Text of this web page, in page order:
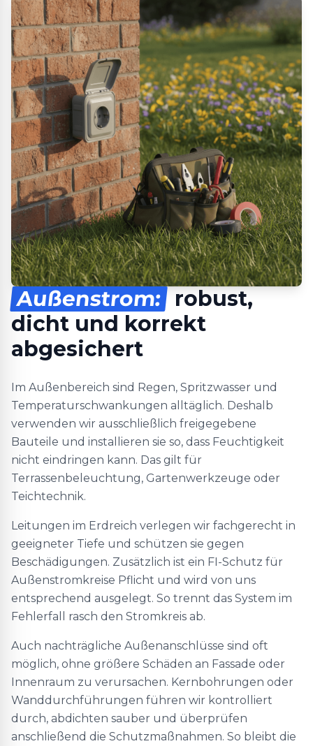
Außenstrom: robust,
dicht und korrekt
abgesichert
Im Außenbereich sind Regen, Spritzwasser und
Temperaturschwankungen alltäglich. Deshalb
verwenden wir ausschließlich freigegebene
Bauteile und installieren sie so, dass Feuchtigkeit
nicht eindringen kann. Das gilt für
Terrassenbeleuchtung, Gartenwerkzeuge oder
Teichtechnik.
Leitungen im Erdreich verlegen wir fachgerecht in
geeigneter Tiefe und schützen sie gegen
Beschädigungen. Zusätzlich ist ein FI-Schutz für
Außenstromkreise Pflicht und wird von uns
entsprechend ausgelegt. So trennt das System im
Fehlerfall rasch den Stromkreis ab.
Auch nachträgliche Außenanschlüsse sind oft
möglich, ohne größere Schäden an Fassade oder
Innenraum zu verursachen. Kernbohrungen oder
Wanddurchführungen führen wir kontrolliert
durch, abdichten sauber und überprüfen
anschließend die Schutzmaßnahmen. So bleibt die